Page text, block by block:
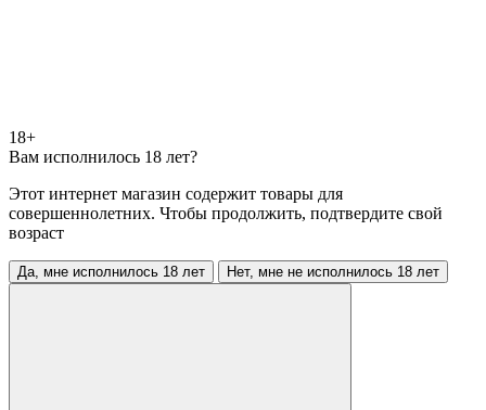
18+
Вам исполнилось 18 лет?
Этот интернет магазин содержит товары для
совершеннолетних. Чтобы продолжить, подтвердите свой
возраст
Да, мне исполнилось 18 лет Нет, мне не исполнилось 18 лет